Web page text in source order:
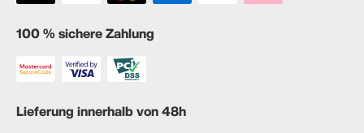
100 % sichere Zahlung
Lieferung innerhalb von 48h